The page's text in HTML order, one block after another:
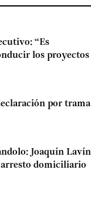
“Es
los proyectos
por trama
Joaquín Lavín
arresto domiciliario